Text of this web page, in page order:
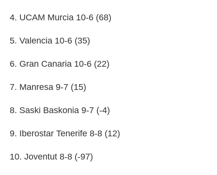
4. UCAM Murcia 10-6 (68)
5. Valencia 10-6 (35)
6. Gran Canaria 10-6 (22)
7. Manresa 9-7 (15)
8. Saski Baskonia 9-7 (-4)
9. Iberostar Tenerife 8-8 (12)
10. Joventut 8-8 (-97)